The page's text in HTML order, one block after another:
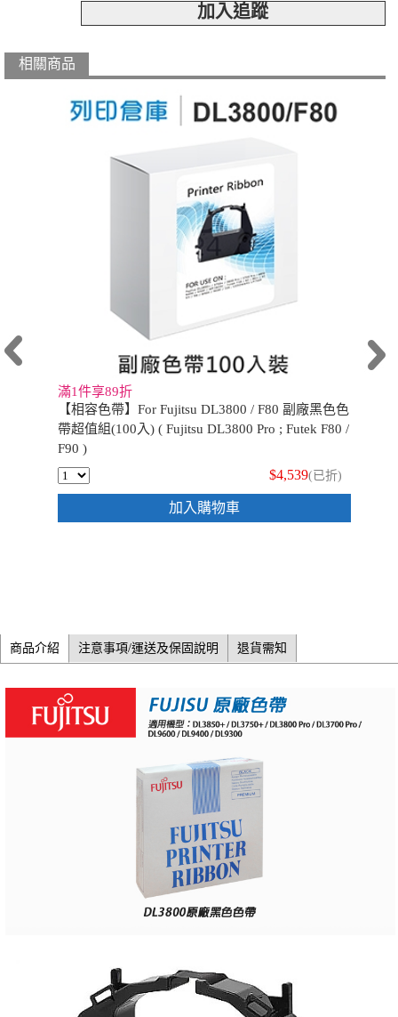
加入追蹤
相關商品
滿1件享89折
【相容色帶】For Fujitsu DL3800 / F80 副廠黑色色
帶超值組(100入) ( Fujitsu DL3800 Pro ; Futek F80 /
F90 )
$4,539(已折)
加入購物車
商品介紹 注意事項/運送及保固說明 退貨需知